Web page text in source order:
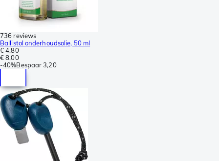
736 reviews
Ballistol onderhoudsolie, 50 ml
€ 4,80
€ 8,00
-40%Bespaar 3,20